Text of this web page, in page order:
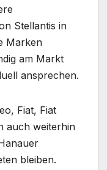
Stellantis in
Marken
am Markt
ansprechen.
Fiat, Fiat
auch weiterhin
bleiben.